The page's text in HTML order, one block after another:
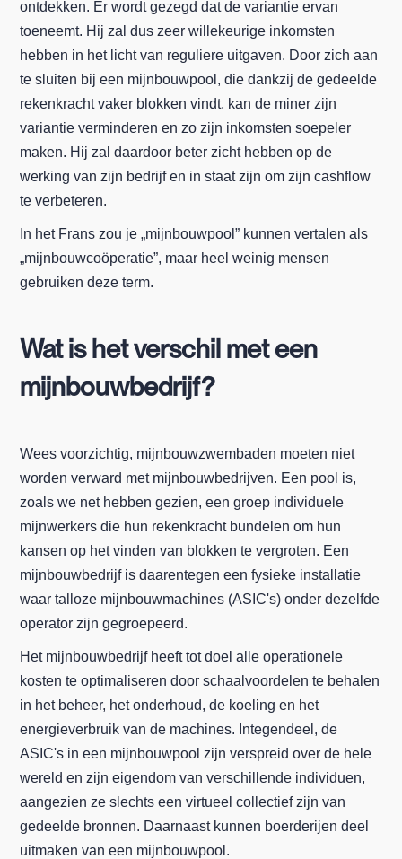
ontdekken. Er wordt gezegd dat de variantie ervan
toeneemt. Hij zal dus zeer willekeurige inkomsten
hebben in het licht van reguliere uitgaven. Door zich aan
te sluiten bij een mijnbouwpool, die dankzij de gedeelde
rekenkracht vaker blokken vindt, kan de miner zijn
variantie verminderen en zo zijn inkomsten soepeler
maken. Hij zal daardoor beter zicht hebben op de
werking van zijn bedrijf en in staat zijn om zijn cashflow
te verbeteren.
In het Frans zou je „mijnbouwpool” kunnen vertalen als
„mijnbouwcoöperatie”, maar heel weinig mensen
gebruiken deze term.
Wat is het verschil met een
mijnbouwbedrijf?
Wees voorzichtig, mijnbouwzwembaden moeten niet
worden verward met mijnbouwbedrijven. Een pool is,
zoals we net hebben gezien, een groep individuele
mijnwerkers die hun rekenkracht bundelen om hun
kansen op het vinden van blokken te vergroten. Een
mijnbouwbedrijf is daarentegen een fysieke installatie
waar talloze mijnbouwmachines (ASIC's) onder dezelfde
operator zijn gegroepeerd.
Het mijnbouwbedrijf heeft tot doel alle operationele
kosten te optimaliseren door schaalvoordelen te behalen
in het beheer, het onderhoud, de koeling en het
energieverbruik van de machines. Integendeel, de
ASIC's in een mijnbouwpool zijn verspreid over de hele
wereld en zijn eigendom van verschillende individuen,
aangezien ze slechts een virtueel collectief zijn van
gedeelde bronnen. Daarnaast kunnen boerderijen deel
uitmaken van een mijnbouwpool.